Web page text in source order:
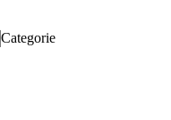
Categorie